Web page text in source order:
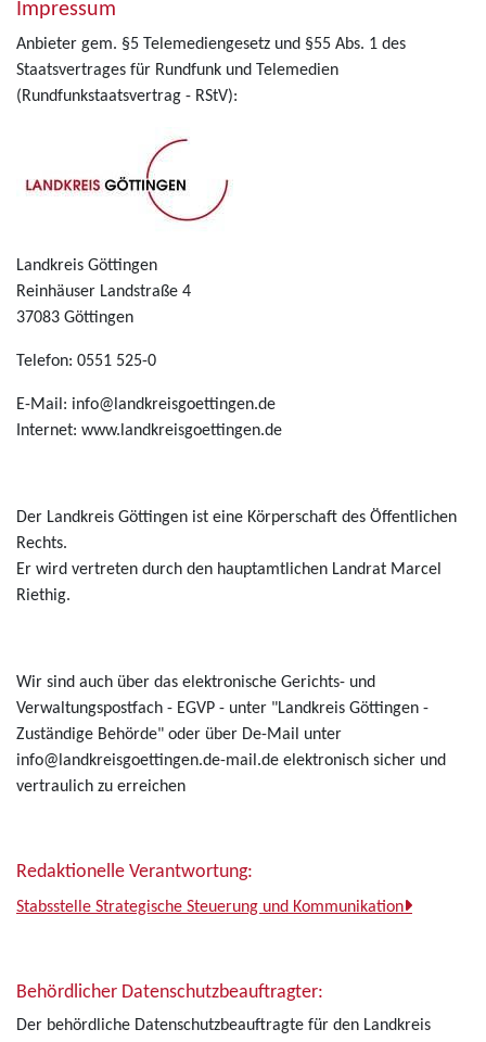
Impressum
Anbieter gem. §5 Telemediengesetz und §55 Abs. 1 des
Staatsvertrages für Rundfunk und Telemedien
(Rundfunkstaatsvertrag - RStV):
Landkreis Göttingen
Reinhäuser Landstraße 4
37083 Göttingen
Telefon: 0551 525-0
E-Mail: info@landkreisgoettingen.de
Internet: www.landkreisgoettingen.de
Der Landkreis Göttingen ist eine Körperschaft des Öffentlichen
Rechts.
Er wird vertreten durch den hauptamtlichen Landrat Marcel
Riethig.
Wir sind auch über das elektronische Gerichts- und
Verwaltungspostfach - EGVP - unter "Landkreis Göttingen -
Zuständige Behörde" oder über De-Mail unter
info@landkreisgoettingen.de-mail.de elektronisch sicher und
vertraulich zu erreichen
Redaktionelle Verantwortung:
Stabsstelle Strategische Steuerung und Kommunikation
Behördlicher Datenschutzbeauftragter:
Der behördliche Datenschutzbeauftragte für den Landkreis